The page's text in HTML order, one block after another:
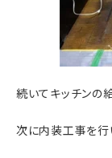
続いてキッチンの
次に内装工事を行